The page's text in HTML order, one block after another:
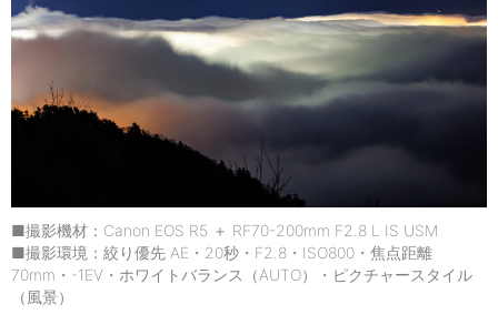
■撮影機材：Canon EOS R5 ＋ RF70-200mm F2.8 L IS USM
■撮影環境：絞り優先 AE・20秒・F2.8・ISO800・焦点距離
70mm・-1EV・ホワイトバランス（AUTO）・ピクチャースタイル
（風景）